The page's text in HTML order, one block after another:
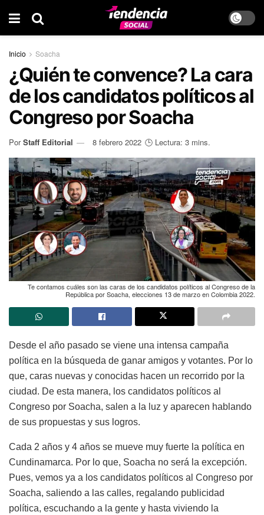
Inicio Soacha
¿Quién te convence? La cara
de los candidatos políticos al
Congreso por Soacha
Por Staff Editorial 8 febrero 2022 🕒 Lectura: 3 mins.
Te contamos cuáles son las caras de los candidatos políticos al Congreso de la
República por Soacha, elecciones 13 de marzo en Colombia 2022.
Desde el año pasado se viene una intensa campaña
política en la búsqueda de ganar amigos y votantes. Por lo
que, caras nuevas y conocidas hacen un recorrido por la
ciudad. De esta manera, los candidatos políticos al
Congreso por Soacha, salen a la luz y aparecen hablando
de sus propuestas y sus logros.
Cada 2 años y 4 años se mueve muy fuerte la política en
Cundinamarca. Por lo que, Soacha no será la excepción.
Pues, vemos ya a los candidatos políticos al Congreso por
Soacha, saliendo a las calles, regalando publicidad
política, escuchando a la gente y hasta viviendo la